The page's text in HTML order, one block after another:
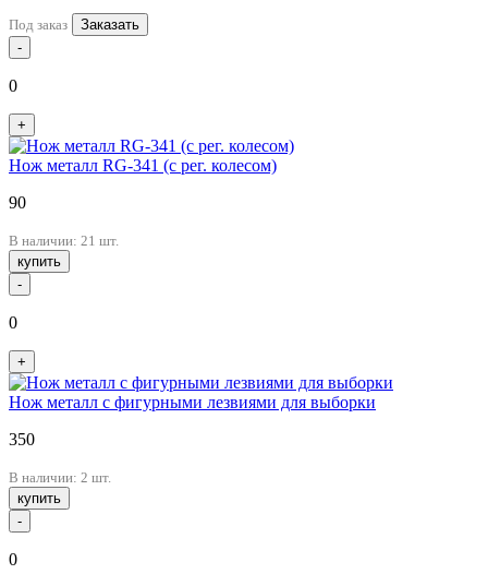
Под заказ
Заказать
-
0
+
Нож металл RG-341 (с рег. колесом)
90
В наличии: 21 шт.
купить
-
0
+
Нож металл с фигурными лезвиями для выборки
350
В наличии: 2 шт.
купить
-
0